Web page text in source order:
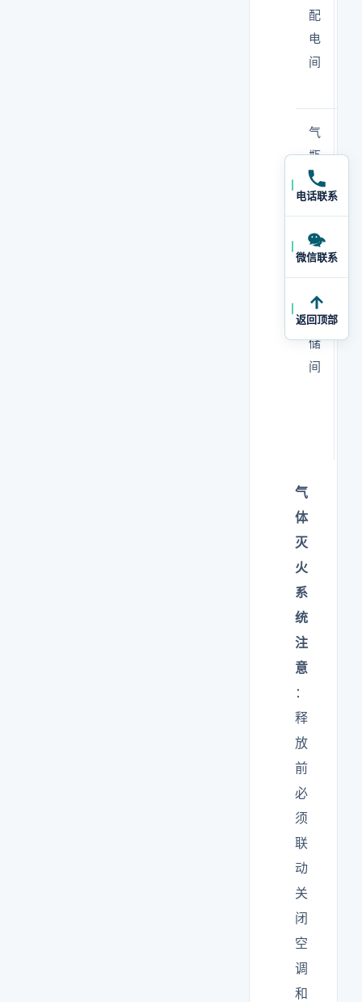
配
电
间
气
瓶
间
化
品
存
储
间
气
体
灭
火
系
统
注
意
：
释
放
前
必
须
联
动
关
闭
空
调
和
电话联系
微信联系
返回顶部